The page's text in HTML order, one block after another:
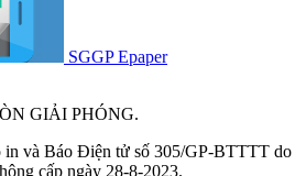
SGGP Epaper
GIẢI PHÓNG.
in và Báo Điện tử số 305/GP-BTTTT do
cấp ngày 28-8-2023.